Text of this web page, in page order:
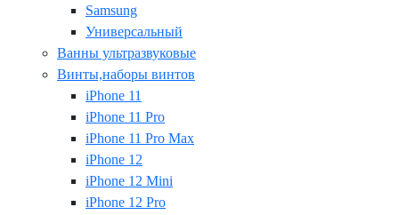
Samsung
Универсальный
Ванны ультразвуковые
Винты,наборы винтов
iPhone 11
iPhone 11 Pro
iPhone 11 Pro Max
iPhone 12
iPhone 12 Mini
iPhone 12 Pro